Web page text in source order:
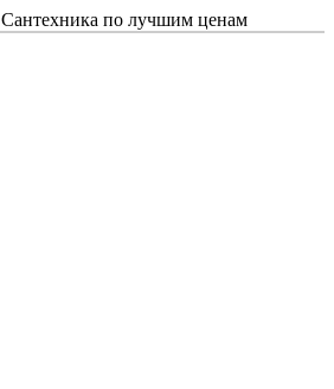
Сантехника по лучшим ценам